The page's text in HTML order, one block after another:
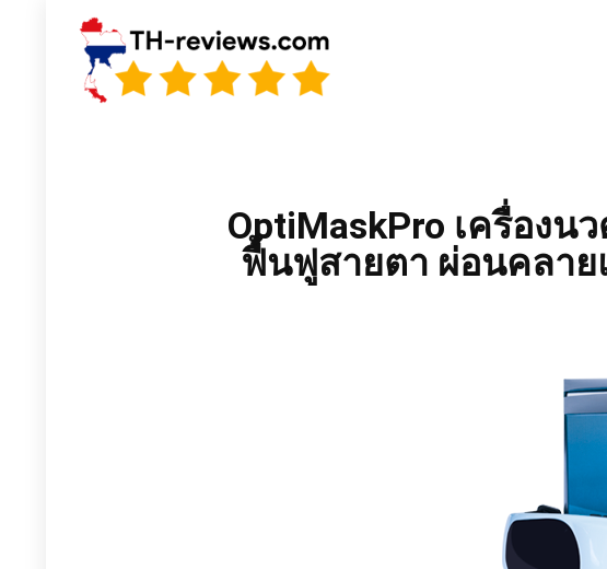
OptiMaskPro เครื่องน
ฟื้นฟูสายตา ผ่อนคลาย